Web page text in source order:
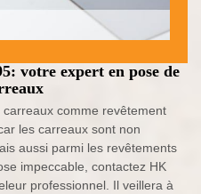
votre expert en pose de
comme revêtement
les carreaux sont non
aussi parmi les revêtements
impeccable, contactez HK
professionnel. Il veillera à